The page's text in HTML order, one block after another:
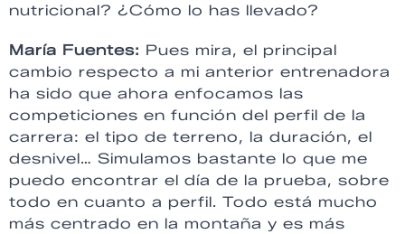
nutricional? ¿Cómo lo has llevado?
María Fuentes: Pues mira, el principal
cambio respecto a mi anterior entrenadora
ha sido que ahora enfocamos las
competiciones en función del perfil de la
carrera: el tipo de terreno, la duración, el
desnivel… Simulamos bastante lo que me
puedo encontrar el día de la prueba, sobre
todo en cuanto a perfil. Todo está mucho
más centrado en la montaña y es más